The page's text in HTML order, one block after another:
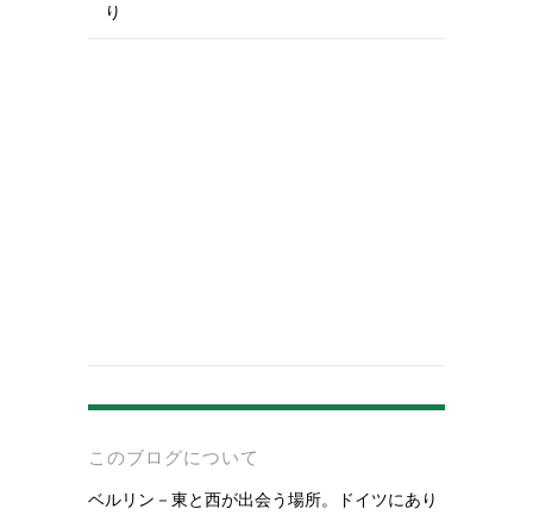
り
このブログについて
ベルリン－東と西が出会う場所。ドイツにあり